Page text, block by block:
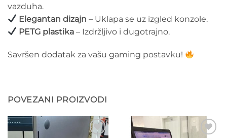
vazduha.
Elegantan dizajn – Uklapa se uz izgled konzole.
PETG plastika – Izdržljivo i dugotrajno.
Savršen dodatak za vašu gaming postavku!
POVEZANI PROIZVODI